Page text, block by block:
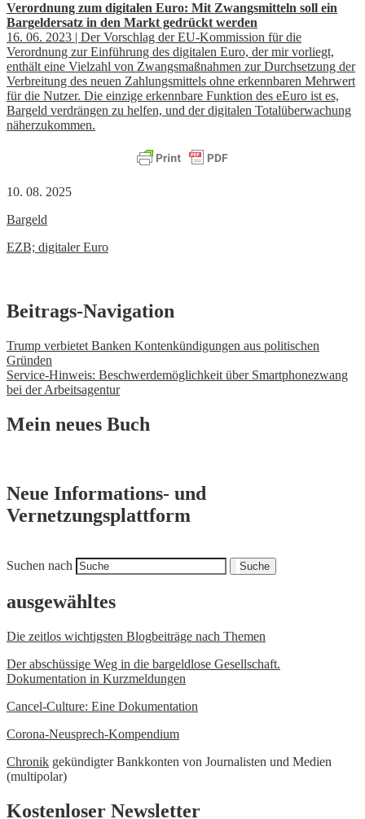
Verordnung zum digitalen Euro: Mit Zwangsmitteln soll ein
Bargeldersatz in den Markt gedrückt werden
16. 06. 2023 | Der Vorschlag der EU-Kommission für die
Verordnung zur Einführung des digitalen Euro, der mir vorliegt,
enthält eine Vielzahl von Zwangsmaßnahmen zur Durchsetzung der
Verbreitung des neuen Zahlungsmittels ohne erkennbaren Mehrwert
für die Nutzer. Die einzige erkennbare Funktion des eEuro ist es,
Bargeld verdrängen zu helfen, und der digitalen Totalüberwachung
näherzukommen.
10. 08. 2025
Bargeld
EZB; digitaler Euro
Beitrags-Navigation
Trump verbietet Banken Kontenkündigungen aus politischen
Gründen
Service-Hinweis: Beschwerdemöglichkeit über Smartphonezwang
bei der Arbeitsagentur
Mein neues Buch
Neue Informations- und
Vernetzungsplattform
Suchen nach Suche
ausgewähltes
Die zeitlos wichtigsten Blogbeiträge nach Themen
Der abschüssige Weg in die bargeldlose Gesellschaft.
Dokumentation in Kurzmeldungen
Cancel-Culture: Eine Dokumentation
Corona-Neusprech-Kompendium
Chronik gekündigter Bankkonten von Journalisten und Medien
(multipolar)
Kostenloser Newsletter